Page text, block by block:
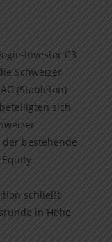
Investor C3
Schweizer
(Stableton)
sich
bestehende
schließt
in Höhe